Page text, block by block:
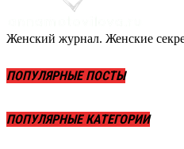
Женский журнал. Женские
ПОПУЛЯРНЫЕ ПОСТЫ
ПОПУЛЯРНЫЕ КАТЕГОРИИ